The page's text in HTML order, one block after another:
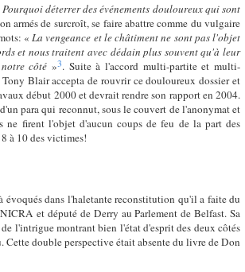
Pourquoi déterrer des événements douloureux qui sont
armés de surcroît, se faire abattre comme du vulgaire
« La vengeance et le châtiment ne sont pas l'objet
et nous traitent avec dédain plus souvent qu'à leur
côté »3. Suite à l'accord multi-partite et multi-
Blair accepta de rouvrir ce douloureux dossier et
début 2000 et devrait rendre son rapport en 2004.
para qui reconnut, sous le couvert de l'anonymat et
firent l'objet d'aucun coups de feu de la part des
à 10 des victimes!
évoqués dans l'haletante reconstitution qu'il a faite du
et député de Derry au Parlement de Belfast. Sa
l'intrigue montrant bien l'état d'esprit des deux côtés
Cette double perspective était absente du livre de Don